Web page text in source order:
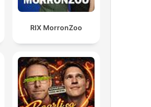
RIX MorronZoo